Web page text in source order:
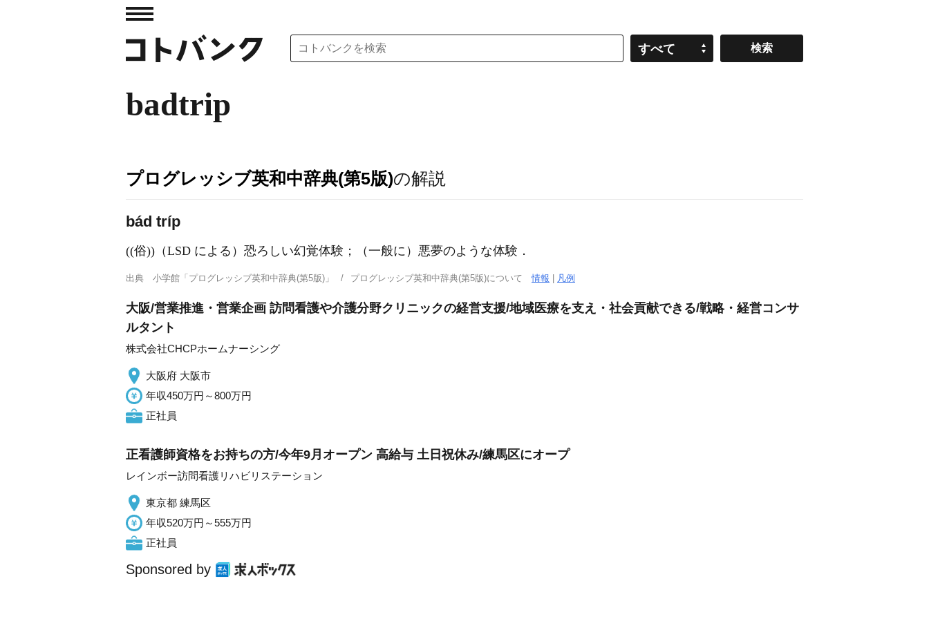
すべて
badtrip
プログレッシブ英和中辞典(第5版)の解説
bád tríp
((俗))（LSD による）恐ろしい幻覚体験；（一般に）悪夢のような体験 ．
出典 小学館「プログレッシブ英和中辞典(第5版)」 プログレッシブ英和中辞典(第5版)について情報 凡例
大阪/営業推進・営業企画 訪問看護や介護分野クリニックの経営支援/地域医療を支え・社会貢献できる/戦略・経営コンサ
ルタント
株式会社CHCPホームナーシング
大阪府 大阪市
年収450万円～800万円
正社員
正看護師資格をお持ちの方/今年9月オープン 高給与 土日祝休み/練馬区にオープ
レインボー訪問看護リハビリステーション
東京都 練馬区
年収520万円～555万円
正社員
Sponsored by